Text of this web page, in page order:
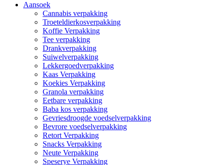
Aansoek
Cannabis verpakking
Troeteldierkosverpakking
Koffie Verpakking
Tee verpakking
Drankverpakking
Suiwelverpakking
Lekkergoedverpakking
Kaas Verpakking
Koekies Verpakking
Granola verpakking
Eetbare verpakking
Baba kos verpakking
Gevriesdroogde voedselverpakking
Bevrore voedselverpakking
Retort Verpakking
Snacks Verpakking
Neute Verpakking
Speserye Verpakking